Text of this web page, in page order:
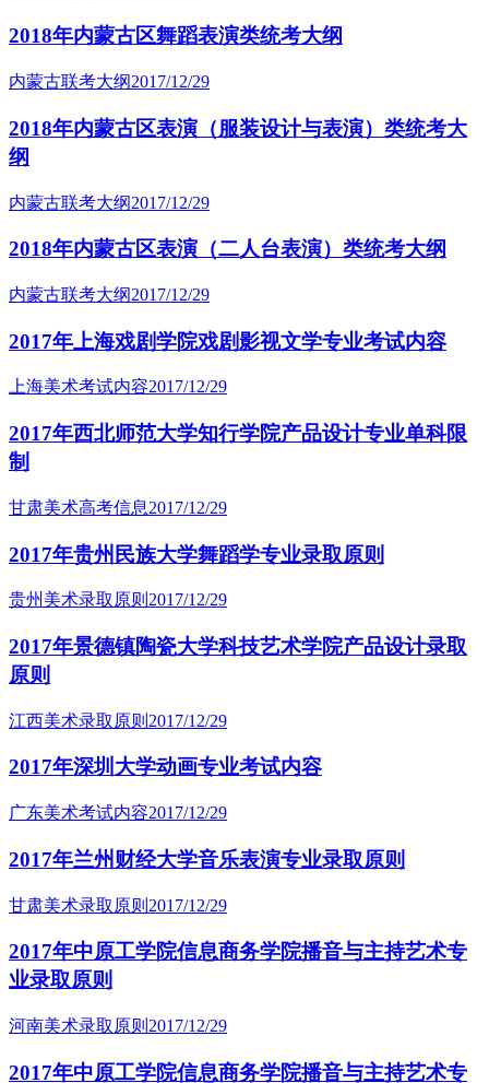
2018年内蒙古区舞蹈表演类统考大纲
内蒙古联考大纲2017/12/29
2018年内蒙古区表演（服装设计与表演）类统考大
纲
内蒙古联考大纲2017/12/29
2018年内蒙古区表演（二人台表演）类统考大纲
内蒙古联考大纲2017/12/29
2017年上海戏剧学院戏剧影视文学专业考试内容
上海美术考试内容2017/12/29
2017年西北师范大学知行学院产品设计专业单科限
制
甘肃美术高考信息2017/12/29
2017年贵州民族大学舞蹈学专业录取原则
贵州美术录取原则 2017/12/29
2017年景德镇陶瓷大学科技艺术学院产品设计录取
原则
江西美术录取原则 2017/12/29
2017年深圳大学动画专业考试内容
广东美术考试内容2017/12/29
2017年兰州财经大学音乐表演专业录取原则
甘肃美术录取原则 2017/12/29
2017年中原工学院信息商务学院播音与主持艺术专
业录取原则
河南美术录取原则 2017/12/29
2017年中原工学院信息商务学院播音与主持艺术专